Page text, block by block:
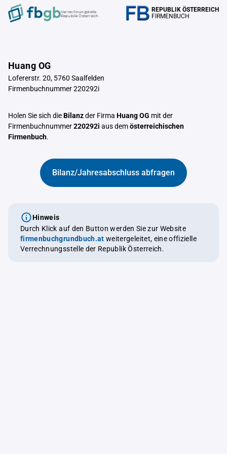
Verrechnungstelle
Republik Österreich
REPUBLIK ÖSTERREICH
FIRMENBUCH
Huang OG
Lofererstr. 20, 5760 Saalfelden
Firmenbuchnummer 220292i
Holen Sie sich dieBilanzder Firma Huang OG mit der
Firmenbuchnummer220292i aus demösterreichischen
Firmenbuch.
Bilanz/Jahresabschluss abfragen
Hinweis
Durch Klick auf den Button werden Sie zur Website
firmenbuchgrundbuch.at weitergeleitet, eine offizielle
Verrechnungsstelle der Republik Österreich.